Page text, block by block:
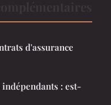
d'assurance
: est-